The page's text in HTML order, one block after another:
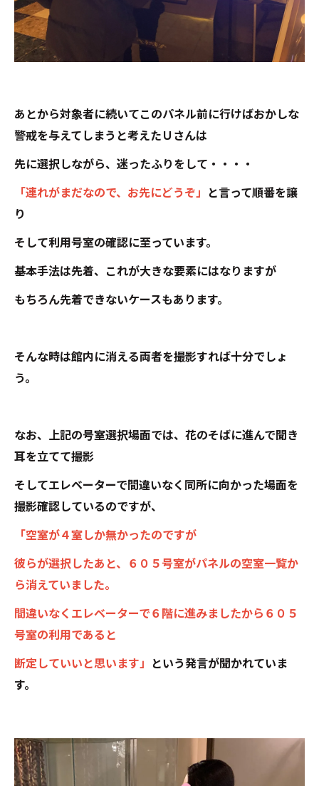
あとから対象者に続いてこのパネル前に行けばおかしな
警戒を与えてしまうと考えたＵさんは
先に選択しながら、迷ったふりをして・・・・
「連れがまだなので、お先にどうぞ」
と言って順番を譲
り
そして利用号室の確認に至っています。
基本手法は先着、これが大きな要素にはなりますが
もちろん先着できないケースもあります。
そんな時は館内に消える両者を撮影すれば十分でしょ
う。
なお、上記の号室選択場面では、花のそばに進んで聞き
耳を立てて撮影
そしてエレベーターで間違いなく同所に向かった場面を
撮影確認しているのですが、
「空室が４室しか無かったのですが
彼らが選択したあと、６０５号室がパネルの空室一覧か
ら消えていました。
間違いなくエレベーターで６階に進みましたから６０５
号室の利用であると
断定していいと思います」
という発言が聞かれていま
す。